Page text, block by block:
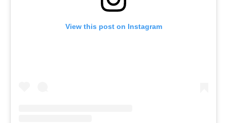
View this post on Instagram